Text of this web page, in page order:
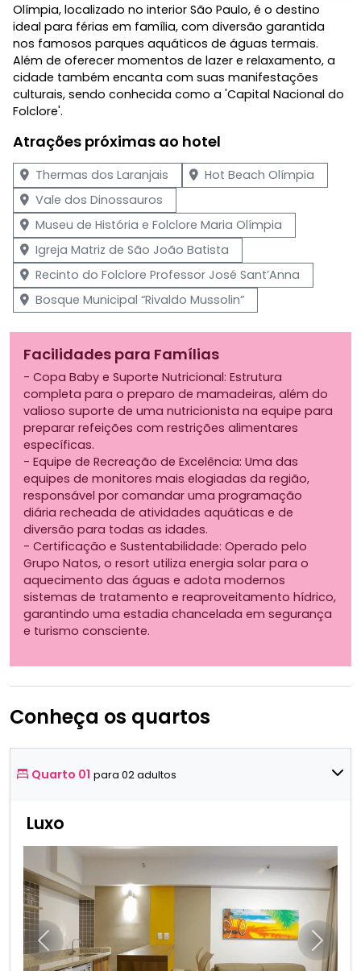
Olímpia, localizado no interior São Paulo, é o destino
ideal para férias em família, com diversão garantida
nos famosos parques aquáticos de águas termais.
Além de oferecer momentos de lazer e relaxamento, a
cidade também encanta com suas manifestações
culturais, sendo conhecida como a 'Capital Nacional do
Folclore'.
Atrações próximas ao hotel
Thermas dos Laranjais
Hot Beach Olímpia
Vale dos Dinossauros
Museu de História e Folclore Maria Olímpia
Igreja Matriz de São João Batista
Recinto do Folclore Professor José Sant’Anna
Bosque Municipal “Rivaldo Mussolin”
Facilidades para Famílias
- Copa Baby e Suporte Nutricional: Estrutura
completa para o preparo de mamadeiras, além do
valioso suporte de uma nutricionista na equipe para
preparar refeições com restrições alimentares
específicas.
- Equipe de Recreação de Excelência: Uma das
equipes de monitores mais elogiadas da região,
responsável por comandar uma programação
diária recheada de atividades aquáticas e de
diversão para todas as idades.
- Certificação e Sustentabilidade: Operado pelo
Grupo Natos, o resort utiliza energia solar para o
aquecimento das águas e adota modernos
sistemas de tratamento e reaproveitamento hídrico,
garantindo uma estadia chancelada em segurança
e turismo consciente.
Conheça os quartos
Quarto 01 para 02 adultos
Luxo
Anterior